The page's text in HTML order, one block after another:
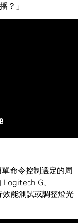
？」
命令控制選定的周
Logitech G、
效能測試或調整燈光